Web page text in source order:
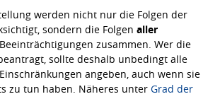
werden nicht nur die Folgen der
sondern die Folgen aller
zusammen. Wer die
sollte deshalb unbedingt alle
angeben, auch wenn sie
zu tun haben. Näheres unter Grad der